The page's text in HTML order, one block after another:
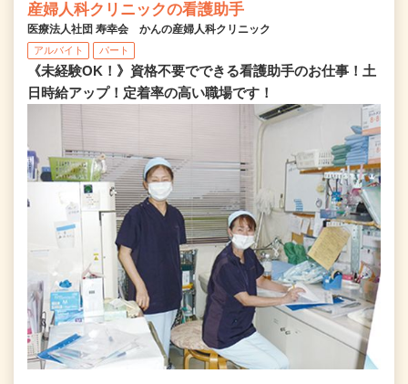
産婦人科クリニックの看護助手
医療法人社団 寿幸会 かんの産婦人科クリニック
アルバイト パート
《未経験OK！》資格不要でできる看護助手のお仕事！土
日時給アップ！定着率の高い職場です！